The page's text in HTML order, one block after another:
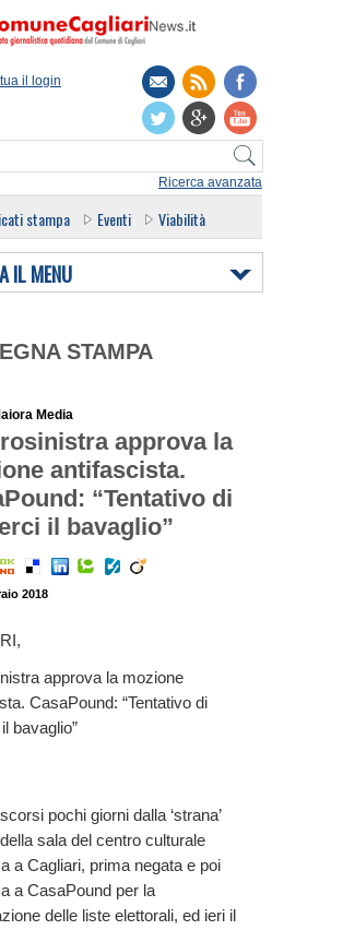
Ricerca avanzata
il login
stampa Eventi Viabilità
IL MENU
STAMPA
Media
approva la
antifascista.
“Tentativo di
il bavaglio”
2018
approva la mozione
CasaPound: “Tentativo di
bavaglio”
pochi giorni dalla ‘strana’
sala del centro culturale
a Cagliari, prima negata e poi
a CasaPound per la
delle liste elettorali, ed ieri il